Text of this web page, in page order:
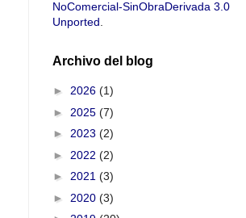
NoComercial-SinObraDerivada 3.0
Unported
Archivo del blog
► 2026 (1)
► 2025 (7)
► 2023 (2)
► 2022 (2)
► 2021 (3)
► 2020 (3)